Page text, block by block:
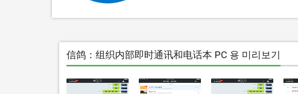
信鸽：组织内部即时通讯和电话本 PC 용 미리보기